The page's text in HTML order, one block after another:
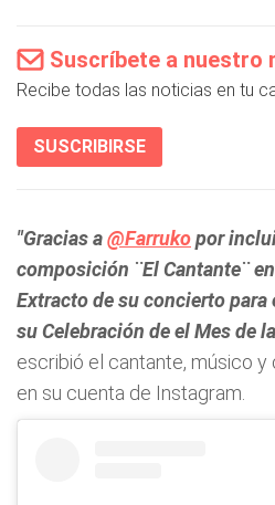
Suscríbete a nuestro
Recibe todas las noticias en tu
SUSCRIBIRSE
"Gracias a@Farrukopor
composición ¨El Cantante¨
Extracto de su concierto para
su Celebración de el Mes de
escribió el cantante, músico
en su cuenta de Instagram.